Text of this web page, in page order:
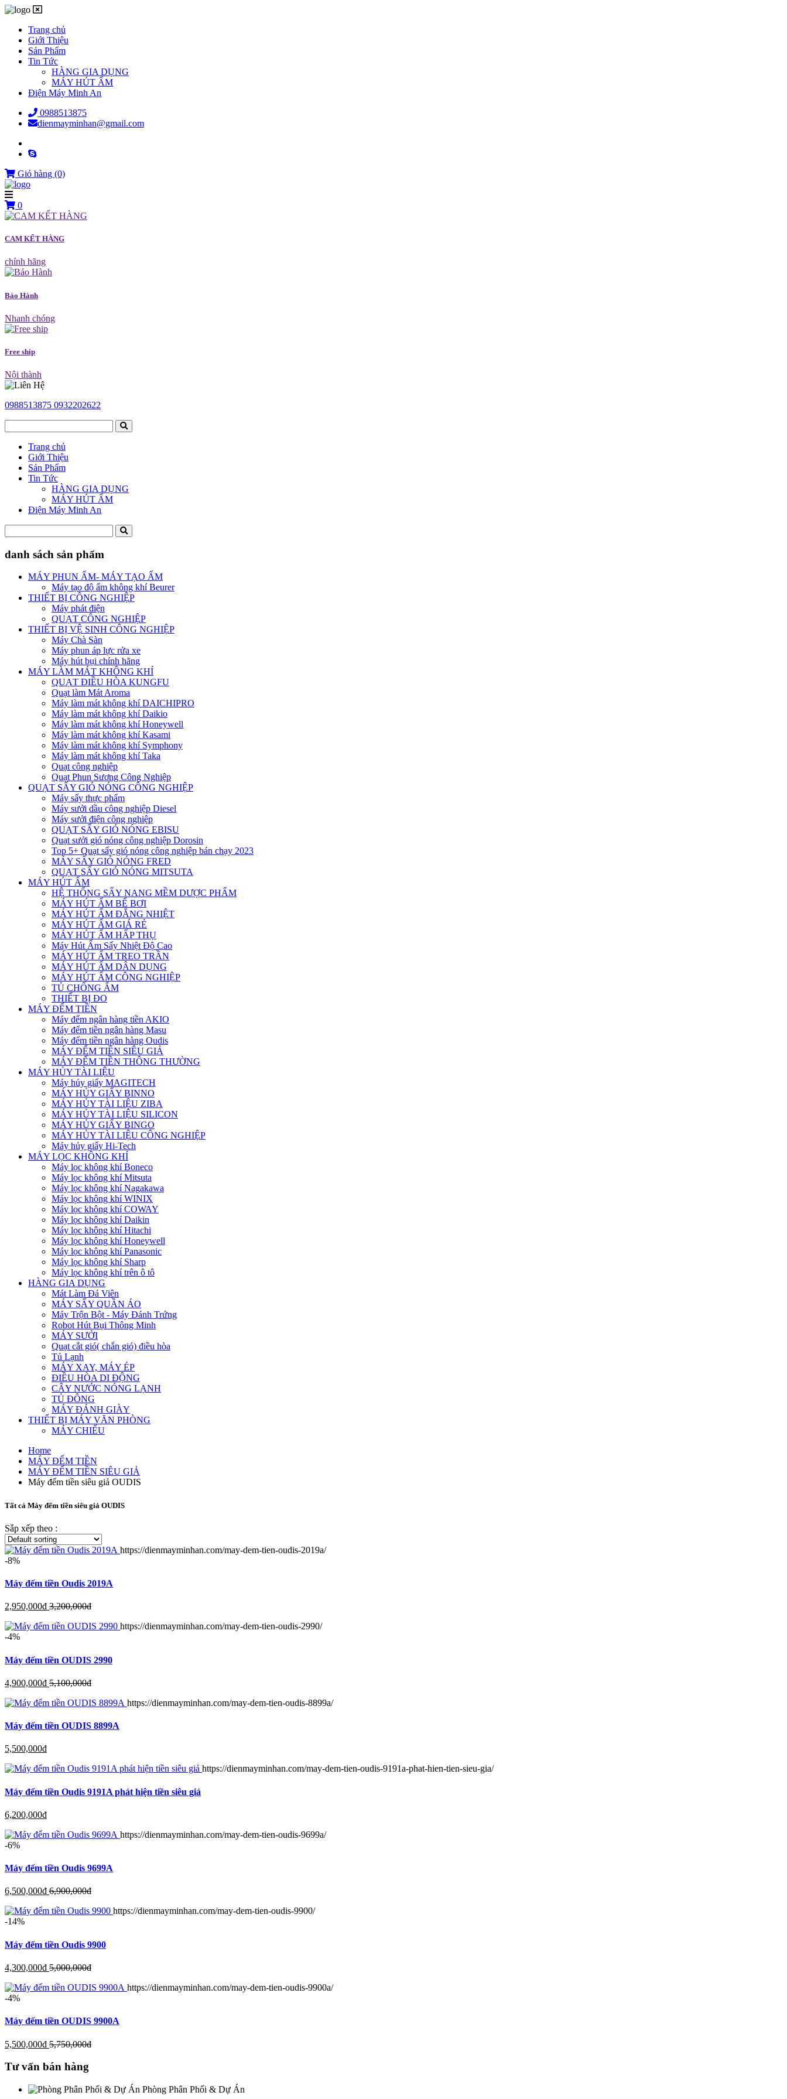
Trang chủ
Giới Thiệu
Sản Phẩm
Tin Tức
HÀNG GIA DỤNG
MÁY HÚT ẨM
Điện Máy Minh An
0988513875
dienmayminhan@gmail.com
Giỏ hàng (0)
0
CAM KẾT HÀNG
chính hãng
Bảo Hành
Nhanh chóng
Free ship
Nội thành
0988513875 0932202622
Trang chủ
Giới Thiệu
Sản Phẩm
Tin Tức
HÀNG GIA DỤNG
MÁY HÚT ẨM
Điện Máy Minh An
danh sách sản phẩm
MÁY PHUN ẨM- MÁY TẠO ẨM
Máy tạo độ ẩm không khí Beurer
THIẾT BỊ CÔNG NGHIỆP
Máy phát điện
QUẠT CÔNG NGHIỆP
THIẾT BỊ VỆ SINH CÔNG NGHIỆP
Máy Chà Sàn
Máy phun áp lực rửa xe
Máy hút bụi chính hãng
MÁY LÀM MÁT KHÔNG KHÍ
QUẠT ĐIỀU HÒA KUNGFU
Quạt làm Mát Aroma
Máy làm mát không khí DAICHIPRO
Máy làm mát không khí Daikio
Máy làm mát không khí Honeywell
Máy làm mát không khí Kasami
Máy làm mát không khí Symphony
Máy làm mát không khí Taka
Quạt công nghiệp
Quạt Phun Sương Công Nghiệp
QUẠT SẤY GIÓ NÓNG CÔNG NGHIỆP
Máy sấy thực phẩm
Máy sưởi dầu công nghiệp Diesel
Máy sưởi điện công nghiệp
QUẠT SẤY GIÓ NÓNG EBISU
Quạt sưởi gió nóng công nghiệp Dorosin
Top 5+ Quạt sấy gió nóng công nghiệp bán chạy 2023
MÁY SẤY GIÓ NÓNG FRED
QUẠT SẤY GIÓ NÓNG MITSUTA
MÁY HÚT ẨM
HỆ THỐNG SẤY NANG MỀM DƯỢC PHẨM
MÁY HÚT ẨM BỂ BƠI
MÁY HÚT ẨM ĐẲNG NHIỆT
MÁY HÚT ẨM GIÁ RẺ
MÁY HÚT ẨM HẤP THỤ
Máy Hút Ẩm Sấy Nhiệt Độ Cao
MÁY HÚT ẨM TREO TRẦN
MÁY HÚT ẨM DÂN DỤNG
MÁY HÚT ẨM CÔNG NGHIỆP
TỦ CHỐNG ẨM
THIẾT BỊ ĐO
MÁY ĐẾM TIỀN
Máy đếm ngân hàng tiền AKIO
Máy đếm tiền ngân hàng Masu
Máy đếm tiền ngân hàng Oudis
MÁY ĐẾM TIỀN SIÊU GIẢ
MÁY ĐẾM TIỀN THÔNG THƯỜNG
MÁY HỦY TÀI LIỆU
Máy hủy giấy MAGITECH
MÁY HỦY GIẤY BINNO
MÁY HỦY TÀI LIỆU ZIBA
MÁY HỦY TÀI LIỆU SILICON
MÁY HỦY GIẤY BINGO
MÁY HỦY TÀI LIỆU CÔNG NGHIỆP
Máy hủy giấy Hi-Tech
MÁY LỌC KHÔNG KHÍ
Máy lọc không khí Boneco
Máy lọc không khí Mitsuta
Máy lọc không khí Nagakawa
Máy lọc không khí WINIX
Máy lọc không khí COWAY
Máy lọc không khí Daikin
Máy lọc không khí Hitachi
Máy lọc không khí Honeywell
Máy lọc không khí Panasonic
Máy lọc không khí Sharp
Máy lọc không khí trên ô tô
HÀNG GIA DỤNG
Mát Làm Đá Viên
MÁY SẤY QUẦN ÁO
Máy Trộn Bột - Máy Đánh Trứng
Robot Hút Bụi Thông Minh
MÁY SƯỞI
Quạt cắt gió( chắn gió) điều hòa
Tủ Lạnh
MÁY XAY, MÁY ÉP
ĐIỀU HÒA DI ĐỘNG
CÂY NƯỚC NÓNG LẠNH
TỦ ĐÔNG
MÁY ĐÁNH GIÀY
THIẾT BỊ MÁY VĂN PHÒNG
MÁY CHIẾU
Home
MÁY ĐẾM TIỀN
MÁY ĐẾM TIỀN SIÊU GIẢ
Máy đếm tiền siêu giả OUDIS
Tất cả Máy đếm tiền siêu giả OUDIS
Sắp xếp theo :
https://dienmayminhan.com/may-dem-tien-oudis-2019a/
-8%
Máy đếm tiền Oudis 2019A
2,950,000đ 3,200,000đ
https://dienmayminhan.com/may-dem-tien-oudis-2990/
-4%
Máy đếm tiền OUDIS 2990
4,900,000đ 5,100,000đ
https://dienmayminhan.com/may-dem-tien-oudis-8899a/
Máy đếm tiền OUDIS 8899A
5,500,000đ
https://dienmayminhan.com/may-dem-tien-oudis-9191a-phat-hien-tien-sieu-gia/
Máy đếm tiền Oudis 9191A phát hiện tiền siêu giả
6,200,000đ
https://dienmayminhan.com/may-dem-tien-oudis-9699a/
-6%
Máy đếm tiền Oudis 9699A
6,500,000đ 6,900,000đ
https://dienmayminhan.com/may-dem-tien-oudis-9900/
-14%
Máy đếm tiền Oudis 9900
4,300,000đ 5,000,000đ
https://dienmayminhan.com/may-dem-tien-oudis-9900a/
-4%
Máy đếm tiền OUDIS 9900A
5,500,000đ 5,750,000đ
Tư vấn bán hàng
Phòng Phân Phối & Dự Án